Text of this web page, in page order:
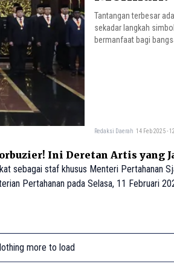
Tantangan terbesar
sekadar langkah
bermanfaat bagi
Redaksi Daerah 14 Feb 2025 -
Ini Deretan Artis yang
sebagai staf khusus Menteri Pertahanan
Pertahanan pada Selasa, 11 Februari
more to load